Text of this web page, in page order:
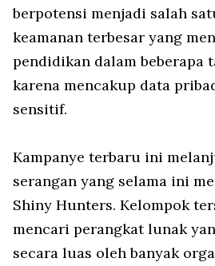
berpotensi menjadi salah
keamanan terbesar yang
pendidikan dalam beberapa
karena mencakup data
sensitif.
Kampanye terbaru ini
serangan yang selama ini
Shiny Hunters. Kelompok
mencari perangkat lunak
secara luas oleh banyak